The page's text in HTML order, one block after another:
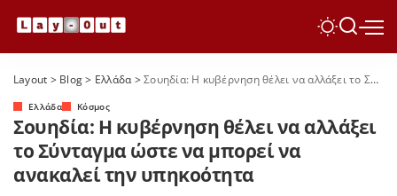
Layout > Blog> Ελλάδα>Σουηδία: Η κυβέρνηση θέλει να αλλάξει το Σύνταγμα ώστε να μπορεί να ανακαλεί την υπηκοότητα
Ελλάδα Κόσμος
Σουηδία: Η κυβέρνηση θέλει να αλλάξει
το Σύνταγμα ώστε να μπορεί να
ανακαλεί την υπηκοότητα